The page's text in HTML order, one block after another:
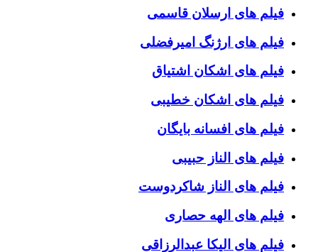
فیلم های ارسلان قاسمی
فیلم های ارژنگ امیرفضلی
فیلم های اشکان اشتیاق
فیلم های اشکان خطیبی
فیلم های افسانه بایگان
فیلم های الناز حبیبی
فیلم های الناز شاکردوست
فیلم های الهه حصاری
فیلم های الیکا عبدالرزاقی